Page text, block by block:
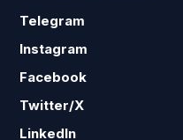
Telegram
Instagram
Facebook
Twitter/X
LinkedIn